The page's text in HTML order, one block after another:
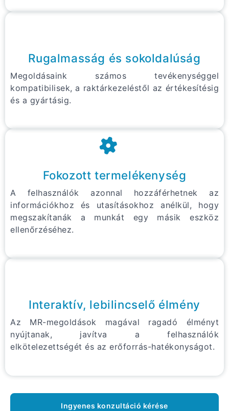
Rugalmasság és sokoldalúság
Megoldásaink számos tevékenységgel
kompatibilisek, a raktárkezeléstől az értékesítésig
és a gyártásig.
Fokozott termelékenység
A felhasználók azonnal hozzáférhetnek az
információkhoz és utasításokhoz anélkül, hogy
megszakítanák a munkát egy másik eszköz
ellenőrzéséhez.
Interaktív, lebilincselő élmény
Az MR-megoldások magával ragadó élményt
nyújtanak, javítva a felhasználók
elkötelezettségét és az erőforrás-hatékonyságot.
Ingyenes konzultáció kérése